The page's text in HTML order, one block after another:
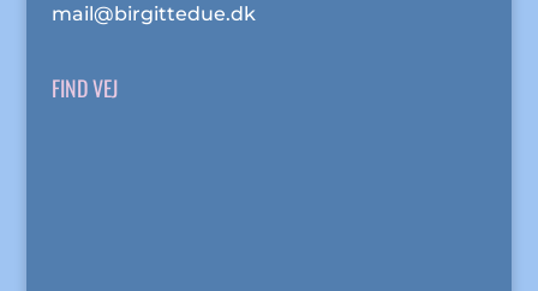
mail@birgittedue.dk
FIND VEJ